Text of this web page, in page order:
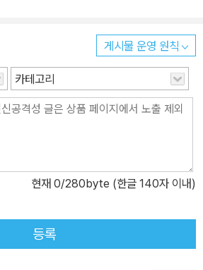
강과 유전자 정보가 곧바로 수집되어 각
비슷한 유전자를 갖고 있기 때문이다. 침에
관에서 나온 분자가 포함되어 있다. 과학
함되어 있는 테스토스테론의 양이 여자 뇌
지였다. 그녀는 몇 초 동안 주의를 끌고는 날
서도 지워졌다. 나는 니콜에게 남자 뇌의
의 모습을 자연스럽게 알아채고 눈여겨보
아무리 노력을 한다 해도 라이언은 그 여자
게시물 운영 원칙
카테고리
현재 0/280byte (한글 140자 이내)
등록